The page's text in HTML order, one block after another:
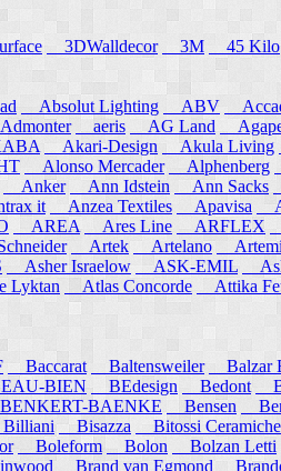
3DWalldecor 3M 45 Kilo
Absolut Lighting ABV
aeris AG Land
Akari-Design Akula Living
Alonso Mercader Alphenberg
Anker Ann Idstein Ann Sacks
it Anzea Textiles Apavisa
AREA Ares Line ARFLEX
Artek Artelano
Asher Israelow ASK-EMIL
Lyktan Atlas Concorde Attika
Baccarat Baltensweiler Balzar
BIEN BEdesign Bedont
BAENKE Bensen
Bisazza Bitossi Ceramiche
Boleform Bolon Bolzan Letti
Brand van Egmond